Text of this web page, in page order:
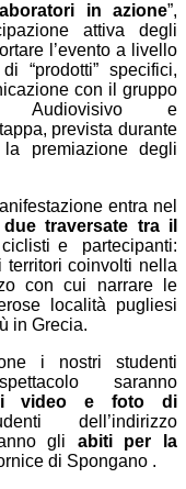
laboratori in azione”,
attiva degli
l’evento a livello
“prodotti” specifici,
con il gruppo
Audiovisivo e
prevista durante
premiazione degli
entra nel
traversate tra il
e partecipanti:
territori coinvolti nella
con cui narrare le
località pugliesi
in Grecia.
i nostri studenti
saranno
video e foto di
dell’indirizzo
gli abiti per la
di Spongano .